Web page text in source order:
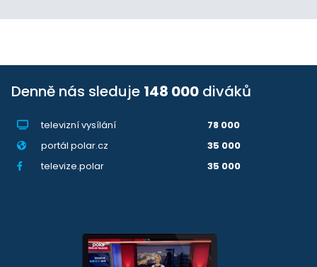
Denně nás sleduje 148 000 diváků
televizní vysílání
78 000
portál polar.cz
35 000
televize.polar
35 000